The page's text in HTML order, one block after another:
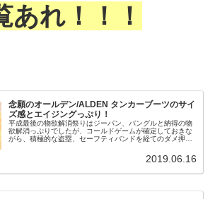
あれ！！！
念願のオールデン/ALDEN タンカーブーツのサイ
ズ感とエイジングっぷり！
平成最後の物欲解消祭りはジーパン、バングルと納得の物
欲解消っぷりでしたが、コールドゲームが確定しておきな
がら、積極的な盗塁、セーフティバンドを経てのダメ押し
2019.06.16